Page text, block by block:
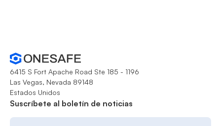
6415 S Fort Apache Road Ste 185 - 1196
Las Vegas, Nevada 89148
Estados Unidos
Suscríbete al boletín de noticias